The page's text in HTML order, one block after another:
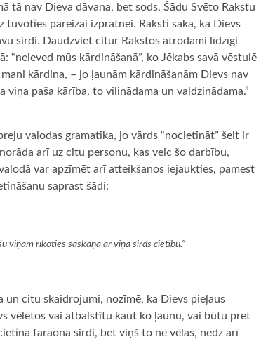
tā nav Dieva dāvana, bet sods. Šādu Svēto Rakstu
pareizai izpratnei. Raksti saka, ka Dievs
sirdi. Daudzviet citur Rakstos atrodami līdzīgi
“neieved mūs kārdināšanā”, ko Jēkabs savā vēstulē
kārdina, – jo ļaunām kārdināšanām Dievs nav
paša kārība, to vilinādama un valdzinādama.”
valodas gramatika, jo vārds “nocietināt” šeit ir
arī uz citu personu, kas veic šo darbību,
var apzīmēt arī atteikšanos iejaukties, pamest
saprast šādi:
viņam rīkoties saskaņā ar viņa sirds cietību.”
un citu skaidrojumi, nozīmē, ka Dievs pieļaus
vēlētos vai atbalstītu kaut ko ļaunu, vai būtu pret
faraona sirdi, bet viņš to ne vēlas, nedz arī